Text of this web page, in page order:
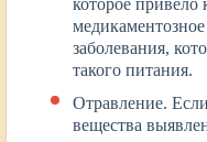
которое
заболевания,
такого питания.
Отравление.
вещества